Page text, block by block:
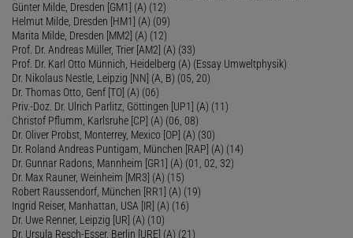
Günter Milde, Dresden [GM1] (A) (12)
Helmut Milde, Dresden [HM1] (A) (09)
Marita Milde, Dresden [MM2] (A) (12)
Prof. Dr. Andreas Müller, Trier [AM2] (A) (33)
Prof. Dr. Karl Otto Münnich, Heidelberg (A) (Essay Umweltphysik)
Dr. Nikolaus Nestle, Leipzig [NN] (A, B) (05, 20)
Dr. Thomas Otto, Genf [TO] (A) (06)
Priv.-Doz. Dr. Ulrich Parlitz, Göttingen [UP1] (A) (11)
Christof Pflumm, Karlsruhe [CP] (A) (06, 08)
Dr. Oliver Probst, Monterrey, Mexico [OP] (A) (30)
Dr. Roland Andreas Puntigam, München [RAP] (A) (14)
Dr. Gunnar Radons, Mannheim [GR1] (A) (01, 02, 32)
Dr. Max Rauner, Weinheim [MR3] (A) (15)
Robert Raussendorf, München [RR1] (A) (19)
Ingrid Reiser, Manhattan, USA [IR] (A) (16)
Dr. Uwe Renner, Leipzig [UR] (A) (10)
Dr. Ursula Resch-Esser, Berlin [URE] (A) (21)